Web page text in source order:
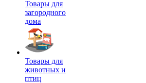
Товары для
загородного
дома
Товары для
животных и
птиц